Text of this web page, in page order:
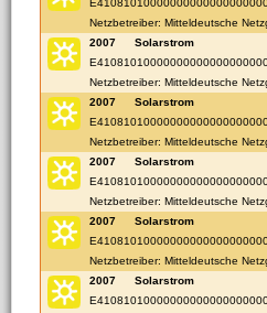
Netzbetreiber: Mitteldeutsche
2007
Solarstrom
Netzbetreiber: Mitteldeutsche
2007
Solarstrom
Netzbetreiber: Mitteldeutsche
2007
Solarstrom
Netzbetreiber: Mitteldeutsche
2007
Solarstrom
Netzbetreiber: Mitteldeutsche
2007
Solarstrom